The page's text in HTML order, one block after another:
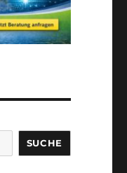
SUCHE